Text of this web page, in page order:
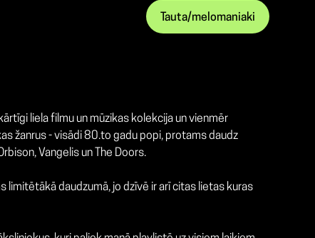
Tauta/melomaniaki
liela filmu un mūzikas kolekcija un vienmēr
žanrus - visādi 80.to gadu popi, protams daudz
Vangelis un The Doors.
daudzumā, jo dzīvē ir arī citas lietas kuras